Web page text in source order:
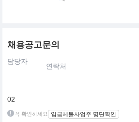
채용공고문의
담당자
연락처
02
꼭 확인하세요 임금체불사업주 명단확인